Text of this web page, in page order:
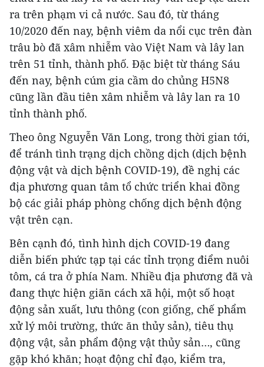
ra trên phạm vi cả nước. Sau đó, từ tháng
10/2020 đến nay, bệnh viêm da nổi cục trên đàn
trâu bò đã xâm nhiễm vào Việt Nam và lây lan
trên 51 tỉnh, thành phố. Đặc biệt từ tháng Sáu
đến nay, bệnh cúm gia cầm do chủng H5N8
cũng lần đầu tiên xâm nhiễm và lây lan ra 10
tỉnh thành phố.
Theo ông Nguyễn Văn Long, trong thời gian tới,
để tránh tình trạng dịch chồng dịch (dịch bệnh
động vật và dịch bệnh COVID-19), đề nghị các
địa phương quan tâm tổ chức triển khai đồng
bộ các giải pháp phòng chống dịch bệnh động
vật trên cạn.
Bên cạnh đó, tình hình dịch COVID-19 đang
diễn biến phức tạp tại các tỉnh trọng điểm nuôi
tôm, cá tra ở phía Nam. Nhiều địa phương đã và
đang thực hiện giãn cách xã hội, một số hoạt
động sản xuất, lưu thông (con giống, chế phẩm
xử lý môi trường, thức ăn thủy sản), tiêu thụ
động vật, sản phẩm động vật thủy sản…, cũng
gặp khó khăn; hoạt động chỉ đạo, kiểm tra,